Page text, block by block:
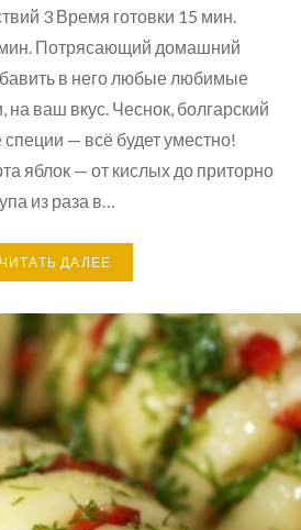
3 Время готовки 15 мин.
Потрясающий домашний
в него любые любимые
ваш вкус. Чеснок, болгарский
— всё будет уместно!
яблок — от кислых до приторно
из раза в…
ЧИТАТЬ ДАЛЕЕ